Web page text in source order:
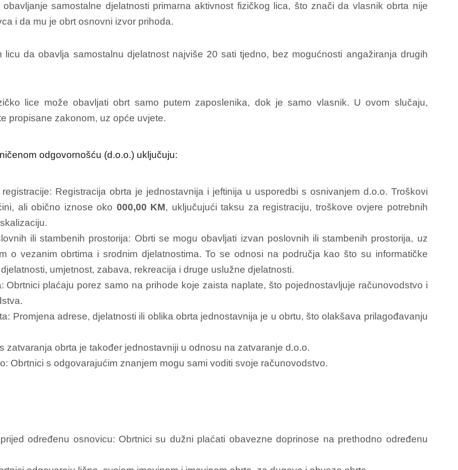
samostalne djelatnosti primarna aktivnost fizičkog lica, što znači da vlasnik obrta nije
i da mu je obrt osnovni izvor prihoda.
licu da obavlja samostalnu djelatnost najviše 20 sati tjedno, bez mogućnosti angažiranja drugih
lice može obavljati obrt samo putem zaposlenika, dok je samo vlasnik. U ovom slučaju,
propisane zakonom, uz opće uvjete.
odgovornošću (d.o.o.) uključuju:
Registracija obrta je jednostavnija i jeftinija u usporedbi s osnivanjem d.o.o. Troškovi
ali obično iznose oko 000,00 KM, uključujući taksu za registraciju, troškove ovjere potrebnih
ili stambenih prostorija: Obrti se mogu obavljati izvan poslovnih ili stambenih prostorija, uz
o vezanim obrtima i srodnim djelatnostima. To se odnosi na područja kao što su informatičke
umjetnost, zabava, rekreacija i druge uslužne djelatnosti.
Obrtnici plaćaju porez samo na prihode koje zaista naplate, što pojednostavljuje računovodstvo i
Promjena adrese, djelatnosti ili oblika obrta jednostavnija je u obrtu, što olakšava prilagođavanju
zatvaranja obrta je također jednostavniji u odnosu na zatvaranje d.o.o.
Obrtnici s odgovarajućim znanjem mogu sami voditi svoje računovodstvo.
određenu osnovicu: Obrtnici su dužni plaćati obavezne doprinose na prethodno određenu